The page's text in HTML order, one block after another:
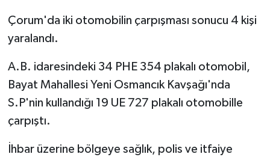
Çorum'da iki otomobilin çarpışması sonucu 4 kişi
yaralandı.
A.B. idaresindeki 34 PHE 354 plakalı otomobil,
Bayat Mahallesi Yeni Osmancık Kavşağı'nda
S.P'nin kullandığı 19 UE 727 plakalı otomobille
çarpıştı.
İhbar üzerine bölgeye sağlık, polis ve itfaiye